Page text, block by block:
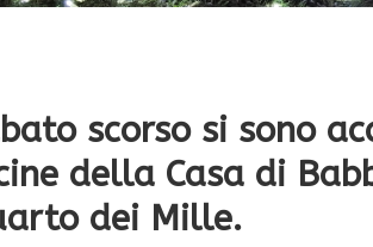
scorso si sono
della Casa di
dei Mille.